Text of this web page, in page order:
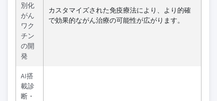
別化
がん
ワク
チン
の開
発
カスタマイズされた免疫療法により、より的確
で効果的ながん治療の可能性が広がります。
AI搭
載診
断・